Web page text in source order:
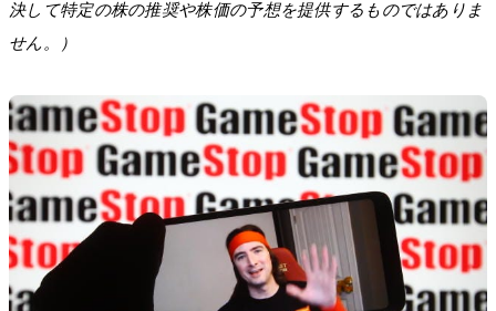
決して特定の株の推奨や株価の予想を提供するものではありま
せん。）